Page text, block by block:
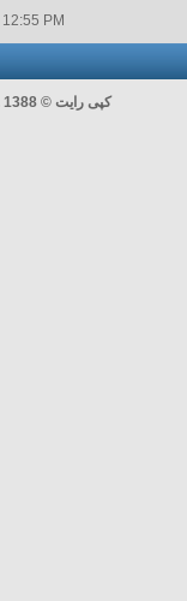
12:55 PM
کپی رایت © 1388 . کلیه حقوق برای وبگاه حرف روز محفوظ است